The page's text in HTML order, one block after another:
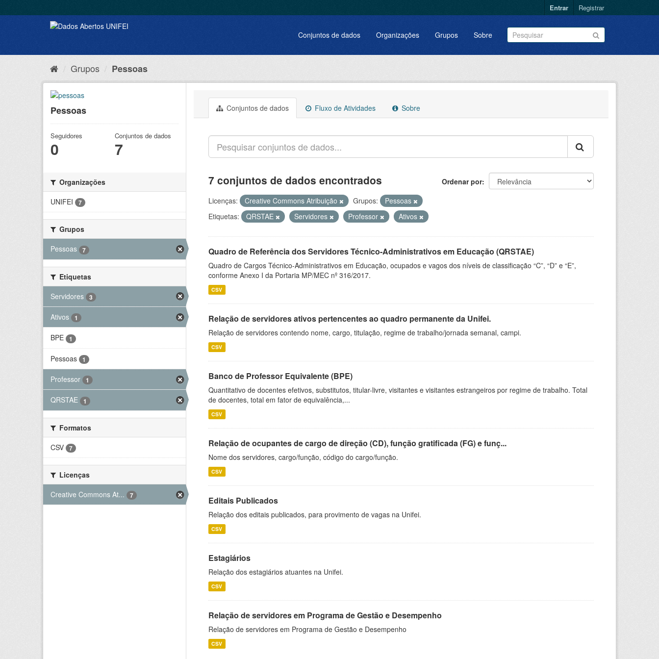
Entrar Registrar
Conjuntos de dados Organizações Grupos Sobre
Grupos Pessoas
Pessoas
Seguidores
0
Conjuntos de dados
7
Organizações
UNIFEI
7
Grupos
Pessoas
7
Etiquetas
Servidores
3
Ativos 1
BPE 1
Pessoas 1
Professor 1
QRSTAE 1
Formatos
CSV
7
Licenças
Creative Commons At...
7
Conjuntos de dados Fluxo de Atividades Sobre
Ordenar por
7 conjuntos de dados encontrados
Licenças: Creative Commons Atribuição Grupos:
Pessoas
Etiquetas:
QRSTAE Servidores Professor Ativos
Quadro de Referência dos Servidores Técnico-Administrativos em Educação (QRSTAE)
Quadro de Cargos Técnico-Administrativos em Educação, ocupados e vagos dos níveis de classificação “C”, “D” e “E”,
conforme Anexo I da Portaria MP/MEC nº 316/2017.
CSV
Relação de servidores ativos pertencentes ao quadro permanente da Unifei.
Relação de servidores contendo nome, cargo, titulação, regime de trabalho/jornada semanal, campi.
CSV
Banco de Professor Equivalente (BPE)
Quantitativo de docentes efetivos, substitutos, titular-livre, visitantes e visitantes estrangeiros por regime de trabalho. Total
de docentes, total em fator de equivalência,...
CSV
Relação de ocupantes de cargo de direção (CD), função gratificada (FG) e funç...
Nome dos servidores, cargo/função, código do cargo/função.
CSV
Editais Publicados
Relação dos editais publicados, para provimento de vagas na Unifei.
CSV
Estagiários
Relação dos estagiários atuantes na Unifei.
CSV
Relação de servidores em Programa de Gestão e Desempenho
Relação de servidores em Programa de Gestão e Desempenho
CSV